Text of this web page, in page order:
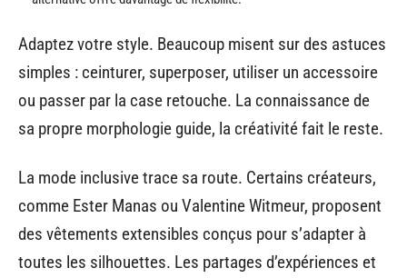
Adaptez votre style. Beaucoup misent sur des astuces
simples : ceinturer, superposer, utiliser un accessoire
ou passer par la case retouche. La connaissance de
sa propre morphologie guide, la créativité fait le reste.
La mode inclusive trace sa route. Certains créateurs,
comme Ester Manas ou Valentine Witmeur, proposent
des vêtements extensibles conçus pour s’adapter à
toutes les silhouettes. Les partages d’expériences et